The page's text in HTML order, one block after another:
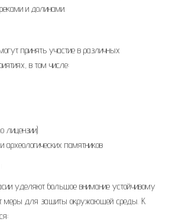
и долинами.
принять участие в различных
в том числе:
лицензии)
археологических памятников
уделяют большое внимание устойчивому
меры для защиты окружающей среды. К